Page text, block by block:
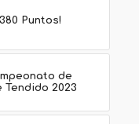
Puntos!
de
Tendido 2023